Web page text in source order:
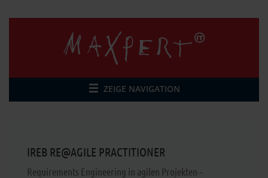
ZEIGE NAVIGATION
IREB RE@AGILE PRACTITIONER
Requirements Engineering in agilen Projekten –